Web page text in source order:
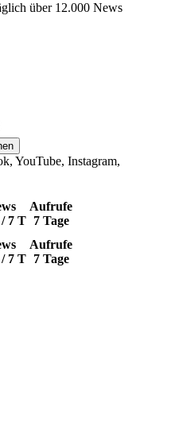
über 12.000 News
YouTube, Instagram,
7 T
Aufrufe
7 Tage
7 T
Aufrufe
7 Tage